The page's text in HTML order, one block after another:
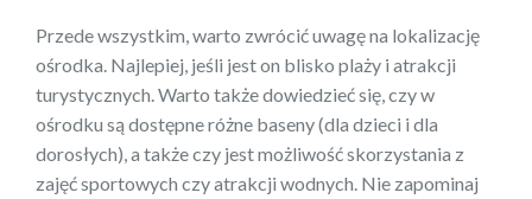
Przede wszystkim, warto zwrócić uwagę na lokalizację
ośrodka. Najlepiej, jeśli jest on blisko plaży i atrakcji
turystycznych. Warto także dowiedzieć się, czy w
ośrodku są dostępne różne baseny (dla dzieci i dla
dorosłych), a także czy jest możliwość skorzystania z
zajęć sportowych czy atrakcji wodnych. Nie zapominaj